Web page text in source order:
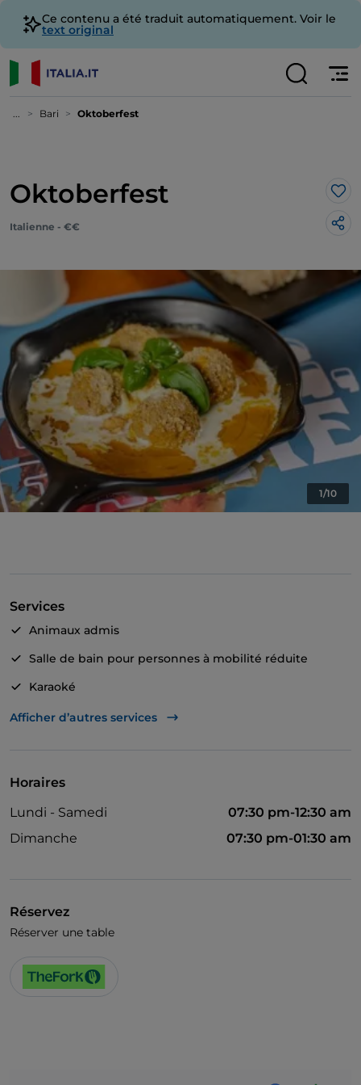
Ce contenu a été traduit automatiquement. Voir le
text original
... Bari Oktoberfest
Oktoberfest
Italienne - €€
1/10
Services
Animaux admis
Salle de bain pour personnes à mobilité réduite
Karaoké
Matchs de football
Afficher d’autres services
Horaires
Lundi - Samedi
07:30 pm-12:30 am
Dimanche
07:30 pm-01:30 am
Réservez
Réserver une table